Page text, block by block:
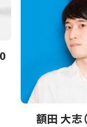
額田 大志